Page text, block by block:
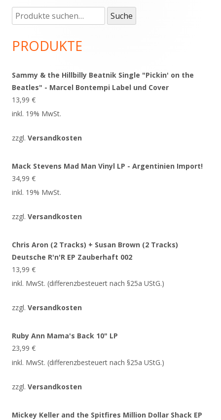
Haupt-
Seitenleiste
Suche
nach:
Suche
PRODUKTE
Sammy & the Hillbilly Beatnik Single "Pickin' on the
Beatles" - Marcel Bontempi Label und Cover
13,99 €
inkl. 19% MwSt.
zzgl. Versandkosten
Mack Stevens Mad Man Vinyl LP - Argentinien Import!
34,99 €
inkl. 19% MwSt.
zzgl. Versandkosten
Chris Aron (2 Tracks) + Susan Brown (2 Tracks)
Deutsche R'n'R EP Zauberhaft 002
13,99 €
inkl. MwSt. (differenzbesteuert nach §25a UStG.)
zzgl. Versandkosten
Ruby Ann Mama's Back 10" LP
23,99 €
inkl. MwSt. (differenzbesteuert nach §25a UStG.)
zzgl. Versandkosten
Mickey Keller and the Spitfires Million Dollar Shack EP